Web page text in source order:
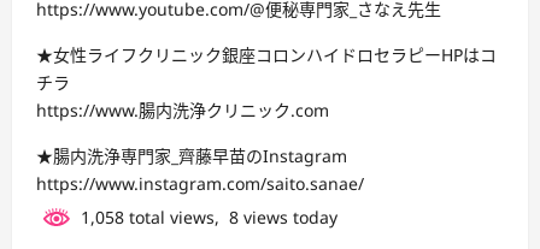
https://www.youtube.com/@便秘専門家_さなえ先生
★女性ライフクリニック銀座コロンハイドロセラピーHPはコ
チラ
https://www.腸内洗浄クリニック.com
★腸内洗浄専門家_齊藤早苗のInstagram
https://www.instagram.com/saito.sanae/
1,058 total views, 8 views today